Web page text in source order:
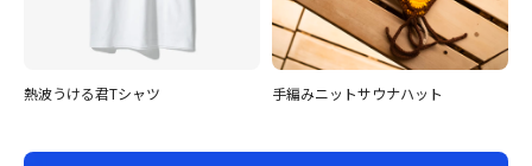
熱波うける君Tシャツ 手編みニットサウナハット